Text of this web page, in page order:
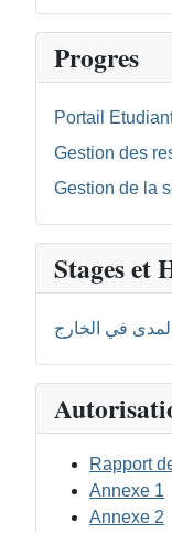
Progres
Portail
Gestion des
Gestion de la
Stages et
في الخارج
Rapport
Annexe 1
Annexe 2